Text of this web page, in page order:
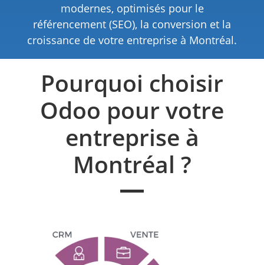
modernes, optimisés pour le
référencement (SEO), la conversion et la
croissance de votre entreprise à Montréal.
Pourquoi choisir
Odoo pour votre
entreprise à
Montréal ?